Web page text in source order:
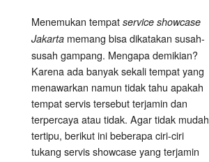
Menemukan tempat service showcase
Jakarta memang bisa dikatakan susah-
susah gampang. Mengapa demikian?
Karena ada banyak sekali tempat yang
menawarkan namun tidak tahu apakah
tempat servis tersebut terjamin dan
terpercaya atau tidak. Agar tidak mudah
tertipu, berikut ini beberapa ciri-ciri
tukang servis showcase yang terjamin